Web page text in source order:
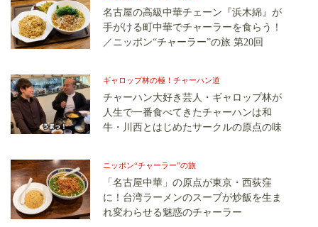
名古屋の高級中華チェーン『浜木綿』が
手がける町中華でチャーラーを食らう！
／ニッポン“チャーラー”の旅 第20回
ギャロップ林の極！チャーハン道
チャーハン大好き芸人・ギャロップ林が
人生で一番食べてきたチャーハンは和
牛・川西とはじめたサークルの原点の味
ニッポン“チャーラー”の旅
「名古屋中華」の原点が東京・西荻窪
に！台湾ラーメンのスープが炒飯を生ま
れ変わらせる魅惑のチャーラー